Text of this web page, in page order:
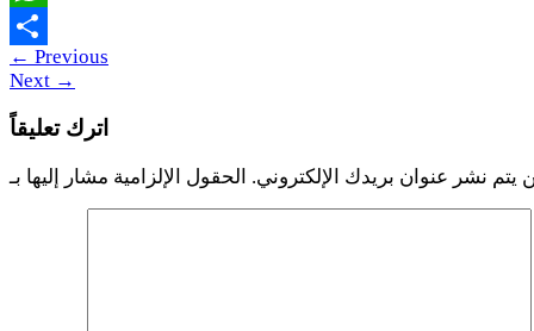
WhatsApp
Share
← Previous
Next →
اترك تعليقاً
يتم نشر عنوان بريدك الإلكتروني.